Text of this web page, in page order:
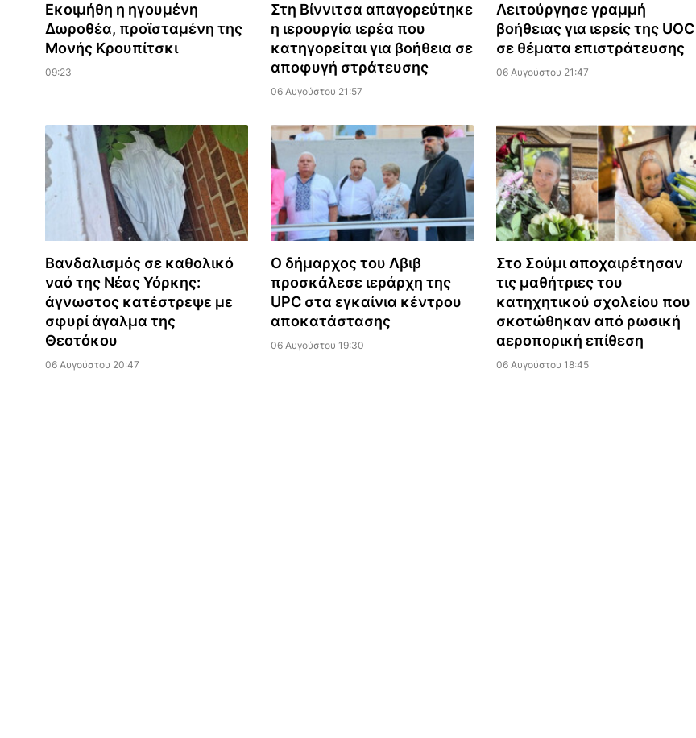
Εκοιμήθη η ηγουμένη
Δωροθέα, προϊσταμένη της
Μονής Κρουπίτσκι
09:23
Στη Βίννιτσα απαγορεύτηκε
η ιερουργία ιερέα που
κατηγορείται για βοήθεια σε
αποφυγή στράτευσης
06 Αυγούστου 21:57
Λειτούργησε γραμμή
βοήθειας για ιερείς της UOC
σε θέματα επιστράτευσης
06 Αυγούστου 21:47
Βανδαλισμός σε καθολικό
ναό της Νέας Υόρκης:
άγνωστος κατέστρεψε με
σφυρί άγαλμα της
Θεοτόκου
06 Αυγούστου 20:47
Ο δήμαρχος του Λβιβ
προσκάλεσε ιεράρχη της
UPC στα εγκαίνια κέντρου
αποκατάστασης
06 Αυγούστου 19:30
Στο Σούμι αποχαιρέτησαν
τις μαθήτριες του
κατηχητικού σχολείου που
σκοτώθηκαν από ρωσική
αεροπορική επίθεση
06 Αυγούστου 18:45